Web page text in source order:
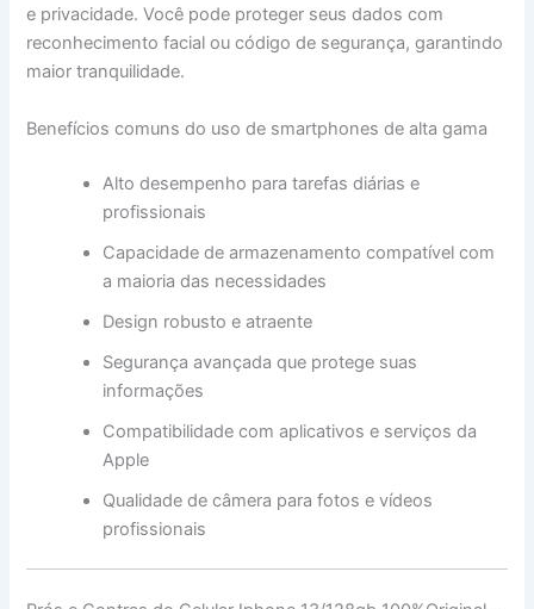
e privacidade. Você pode proteger seus dados com
reconhecimento facial ou código de segurança, garantindo
maior tranquilidade.
Benefícios comuns do uso de smartphones de alta gama
Alto desempenho para tarefas diárias e
profissionais
Capacidade de armazenamento compatível com
a maioria das necessidades
Design robusto e atraente
Segurança avançada que protege suas
informações
Compatibilidade com aplicativos e serviços da
Apple
Qualidade de câmera para fotos e vídeos
profissionais